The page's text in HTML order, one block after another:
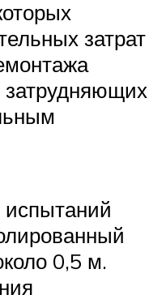
затрат
затрудняющих
0,5 м.